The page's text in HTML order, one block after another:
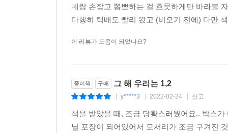
네랑 손잡고 뽑뽀하는 걸 흐뭇하게만 바라볼
다행히 택배도 빨리 왔고 (비오기 전에) 다만
이 리뷰가 도움이 되었나요?
종이책 구매 그 해 우리는 1,2
y*****3 2022-02-24 신고
책을 받았을 때, 조금 당황스러웠어요.. 박스
닐 포장이 되어있어서 모서리가 조금 구겨진